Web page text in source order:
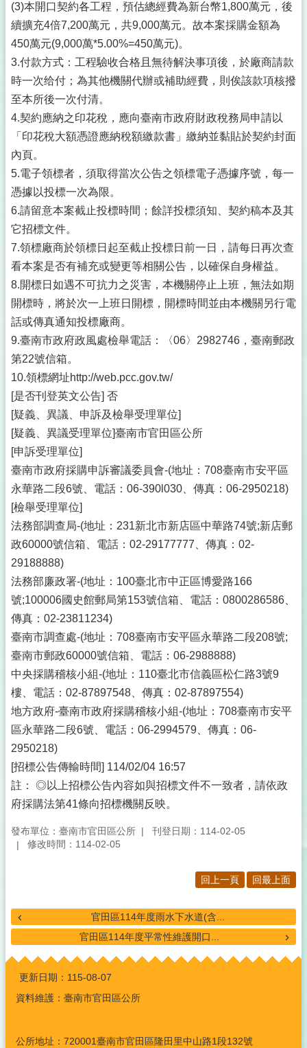
(3)本開口契約各工程，預估總經費為新台幣1,800萬元，後
續擴充4倍7,200萬元，共9,000萬元。故本案採購金額為
450萬元(9,000萬*5.00%=450萬元)。
3.付款方式：工程驗收合格且無待解決事項後，於廠商請款
時一次给付；為其他機關代辦或補助經費，則俟該款項核撥
至本所後一次付清。
4.契約應納之印花稅，應向臺南市政府財政稅務局申請以
「印花稅大額憑證應納稅額繳款書」繳納並黏貼於契約封面
內頁。
5.電子領標者，須取得當次公告之領標電子憑據序號，每一
憑據以投標一次為限。
6.請留意本案截止投標時間；餘詳投標須知、契約稿本及其
它招標文件。
7.領標廠商於領標日起至截止投標日前一日，請每日再次查
看本案是否有補充或變更等相關公告，以確保自身權益。
8.開標日如遇不可抗力之災害，本機關停止上班，無法如期
開標時，將於次一上班日開標，開標時間並由本機關另行電
話或傳真通知投標廠商。
9.臺南市政府政風處檢舉電話：〈06〉2982746，臺南郵政
第22號信箱。
10.領標網址http://web.pcc.gov.tw/
[是否刊登英文公告] 否
[疑義、異議、申訴及檢舉受理單位]
[疑義、異議受理單位]臺南市官田區公所
[申訴受理單位]
臺南市政府採購申訴審議委員會-(地址：708臺南市安平區
永華路二段6號、電話：06-390l030、傳真：06-2950218)
[檢舉受理單位]
法務部調查局-(地址：231新北市新店區中華路74號;新店郵
政60000號信箱、電話：02-29177777、傳真：02-
29188888)
法務部廉政署-(地址：100臺北市中正區博愛路166
號;100006國史館郵局第153號信箱、電話：0800286586、
傳真：02-23811234)
臺南市調查處-(地址：708臺南市安平區永華路二段208號;
臺南市郵政60000號信箱、電話：06-2988888)
中央採購稽核小組-(地址：110臺北市信義區松仁路3號9
樓、電話：02-87897548、傳真：02-87897554)
地方政府-臺南市政府採購稽核小組-(地址：708臺南市安平
區永華路二段6號、電話：06-2994579、傳真：06-
2950218)
[招標公告傳輸時間] 114/02/04 16:57
註： ◎以上招標公告內容如與招標文件不一致者，請依政
府採購法第41條向招標機關反映。
發布單位：臺南市官田區公所
刊登日期：114-02-05
修改時間：114-02-05
回上一頁 回最上面
官田區114年度雨水下水道(含...
官田區114年度平常性維護開口...
:::
更新日期： 115-08-07
資料維護：臺南市官田區公所
公所地址：720001臺南市官田區隆田里中山路1段132號